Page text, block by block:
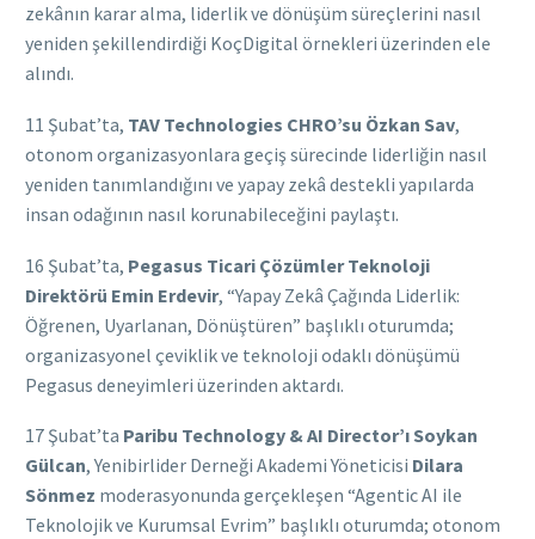
zekânın karar alma, liderlik ve dönüşüm süreçlerini nasıl
yeniden şekillendirdiği KoçDigital örnekleri üzerinden ele
alındı.
11 Şubat’ta, TAV Technologies CHRO’su Özkan Sav,
otonom organizasyonlara geçiş sürecinde liderliğin nasıl
yeniden tanımlandığını ve yapay zekâ destekli yapılarda
insan odağının nasıl korunabileceğini paylaştı.
16 Şubat’ta, Pegasus Ticari Çözümler Teknoloji
Direktörü Emin Erdevir, “Yapay Zekâ Çağında Liderlik:
Öğrenen, Uyarlanan, Dönüştüren” başlıklı oturumda;
organizasyonel çeviklik ve teknoloji odaklı dönüşümü
Pegasus deneyimleri üzerinden aktardı.
17 Şubat’ta Paribu Technology & AI Director’ı Soykan
Gülcan, Yenibirlider Derneği Akademi Yöneticisi Dilara
Sönmez moderasyonunda gerçekleşen “Agentic AI ile
Teknolojik ve Kurumsal Evrim” başlıklı oturumda; otonom